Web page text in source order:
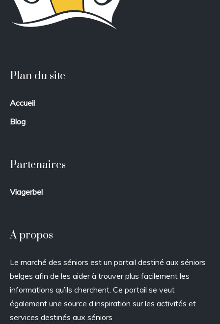
Plan du site
Accueil
Blog
Partenaires
Viagerbel
A propos
Le marché des séniors est un portail destiné aux séniors
belges afin de les aider à trouver plus facilement les
informations qu’ils cherchent. Ce portail se veut
également une source d’inspiration sur les activités et
services destinés aux séniors